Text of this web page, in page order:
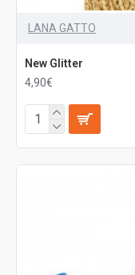
LANA GATTO
New Glitter
4,90€